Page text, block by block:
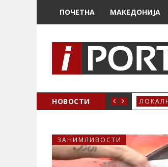
ПОЧЕТНА МАКЕДОНИЈА
НОВОСТИ
ЗАНИМЛИВОСТИ